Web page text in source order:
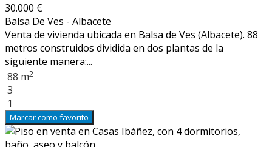
30.000 €
Balsa De Ves - Albacete
Venta de vivienda ubicada en Balsa de Ves (Albacete). 88
metros construidos dividida en dos plantas de la
siguiente manera:...
88 m2
3
1
Marcar como favorito